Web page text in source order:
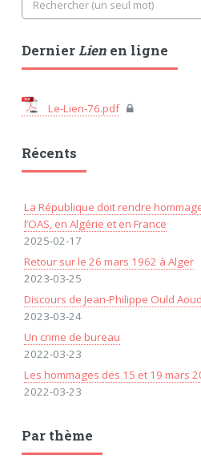
DernierLienen ligne
Le-Lien-76.pdf
Récents
La République doit rendre
l’OAS, en Algérie et en France
2025-02-17
Retour sur le 26 mars 1962 à Alger
2023-03-25
Discours de Jean-Philippe Ould
2023-03-24
Un crime de bureau
2022-03-23
Les hommages des 15 et 19 mars
2022-03-23
Par thème